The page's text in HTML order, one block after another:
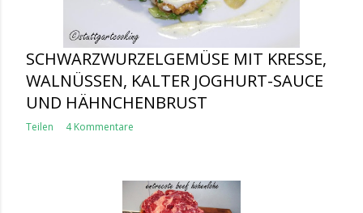
SCHWARZWURZELGEMÜSE MIT KRESSE,
WALNÜSSEN, KALTER JOGHURT-SAUCE
UND HÄHNCHENBRUST
Teilen 4 Kommentare